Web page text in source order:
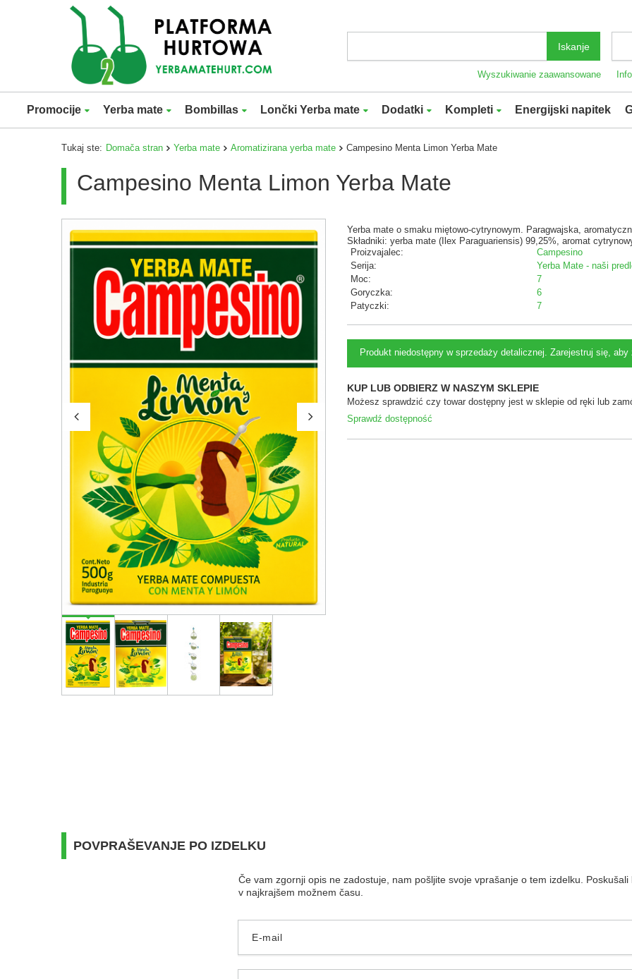
Iskanje
Wyszukiwanie zaawansowane
Promocije Yerba mate Bombillas Lončki Yerba mate Dodatki Kompleti Energijski napitek
Tukaj ste: Domača stran Yerba mate Aromatizirana yerba mate Campesino Menta Limon Yerba Mate
Campesino Menta Limon Yerba Mate
Yerba mate o smaku miętowo-cytrynowym. Paragwajska,
Składniki: yerba mate (Ilex Paraguariensis) 99,25%, aromat
Proizvajalec:
Campesino
Serija:
Yerba Mate - naši
Moc:
7
Goryczka:
6
Patyczki:
7
Produkt niedostępny w sprzedaży detalicznej. Zarejestruj się,
KUP LUB ODBIERZ W NASZYM SKLEPIE
Możesz sprawdzić czy towar dostępny jest w sklepie od ręki lub
Sprawdź dostępność
POVPRAŠEVANJE PO IZDELKU
Če vam zgornji opis ne zadostuje, nam pošljite svoje vprašanje o tem izdelku.
v najkrajšem možnem času.
E-mail